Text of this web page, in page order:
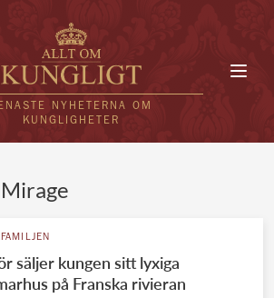
NYHETERNA OM
KUNGLIGHETER
UTLÄNDSKT
säljer kungen sitt lyxiga
på Franska rivieran